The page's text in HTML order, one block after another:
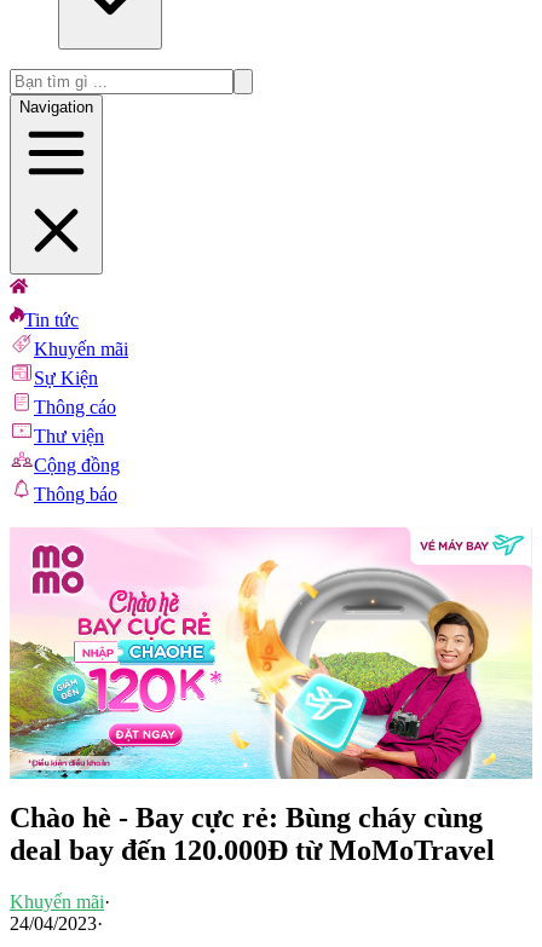
Navigation
Tin tức
Khuyến mãi
Sự Kiện
Thông cáo
Thư viện
Cộng đồng
Thông báo
Chào hè - Bay cực rẻ: Bùng cháy cùng
deal bay đến 120.000Đ từ MoMoTravel
Khuyến mãi·
24/04/2023·